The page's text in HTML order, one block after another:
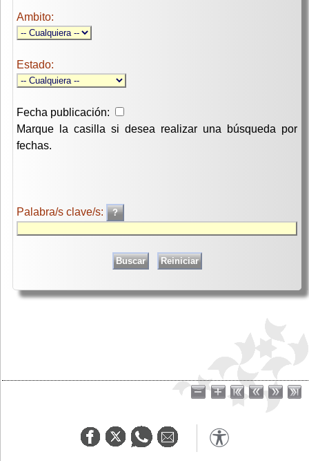
Ambito:
Estado:
Fecha publicación:
Marque la casilla si desea realizar una búsqueda por
fechas.
Palabra/s clave/s: